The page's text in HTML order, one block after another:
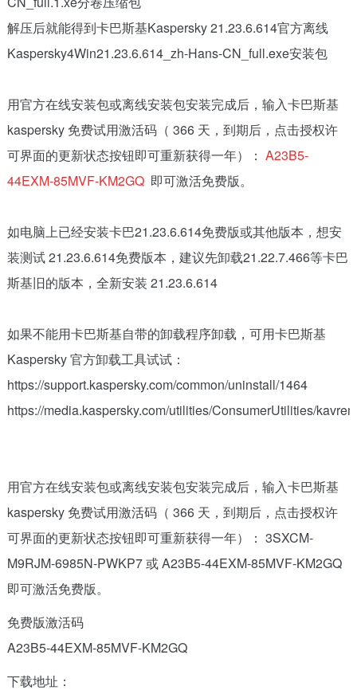
解压后就能得到卡巴斯基Kaspersky 21.23.6.614官方离线
Kaspersky4Win21.23.6.614_zh-Hans-CN_full.exe安装包
用官方在线安装包或离线安装包安装完成后，输入卡巴斯基
kaspersky 免费试用激活码（ 366 天，到期后，点击授权许
可界面的更新状态按钮即可重新获得一年）： A23B5-
44EXM-85MVF-KM2GQ 即可激活免费版。
如电脑上已经安装卡巴21.23.6.614免费版或其他版本，想安
装测试 21.23.6.614免费版本，建议先卸载21.22.7.466等卡巴
斯基旧的版本，全新安装 21.23.6.614
如果不能用卡巴斯基自带的卸载程序卸载，可用卡巴斯基
Kaspersky 官方卸载工具试试：
https://support.kaspersky.com/common/uninstall/1464
https://media.kaspersky.com/utilities/ConsumerUtilities/
用官方在线安装包或离线安装包安装完成后，输入卡巴斯基
kaspersky 免费试用激活码（ 366 天，到期后，点击授权许
可界面的更新状态按钮即可重新获得一年）： 3SXCM-
M9RJM-6985N-PWKP7 或 A23B5-44EXM-85MVF-KM2GQ
即可激活免费版。
免费版激活码
A23B5-44EXM-85MVF-KM2GQ
下载地址：